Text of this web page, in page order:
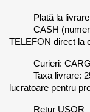
Plată la
CASH
TELEFON direct la
Curieri:
Taxa livrare:
lucratoare pentru
Retur USOR